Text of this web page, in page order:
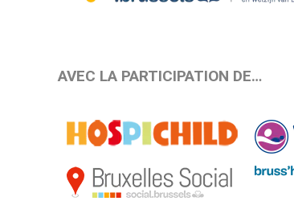
AVEC LA PARTICIPATION DE…